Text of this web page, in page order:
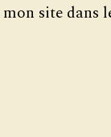
site dans